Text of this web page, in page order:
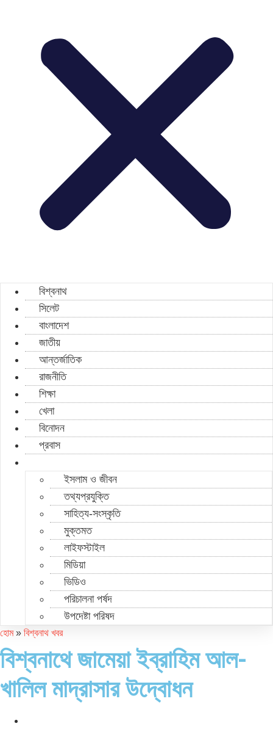
বিশ্বনাথ
সিলেট
বাংলাদেশ
জাতীয়
আন্তর্জাতিক
রাজনীতি
শিক্ষা
খেলা
বিনোদন
প্রবাস
ইসলাম ও জীবন
তথ্যপ্রযুক্তি
সাহিত্য-সংস্কৃতি
মুক্তমত
লাইফস্টাইল
মিডিয়া
ভিডিও
পরিচালনা পর্ষদ
উপদেষ্টা পরিষদ
হোম» বিশ্বনাথ খবর
বিশ্বনাথে জামেয়া ইব্রাহিম আল-
খালিল মাদ্রাসার উদ্বোধন